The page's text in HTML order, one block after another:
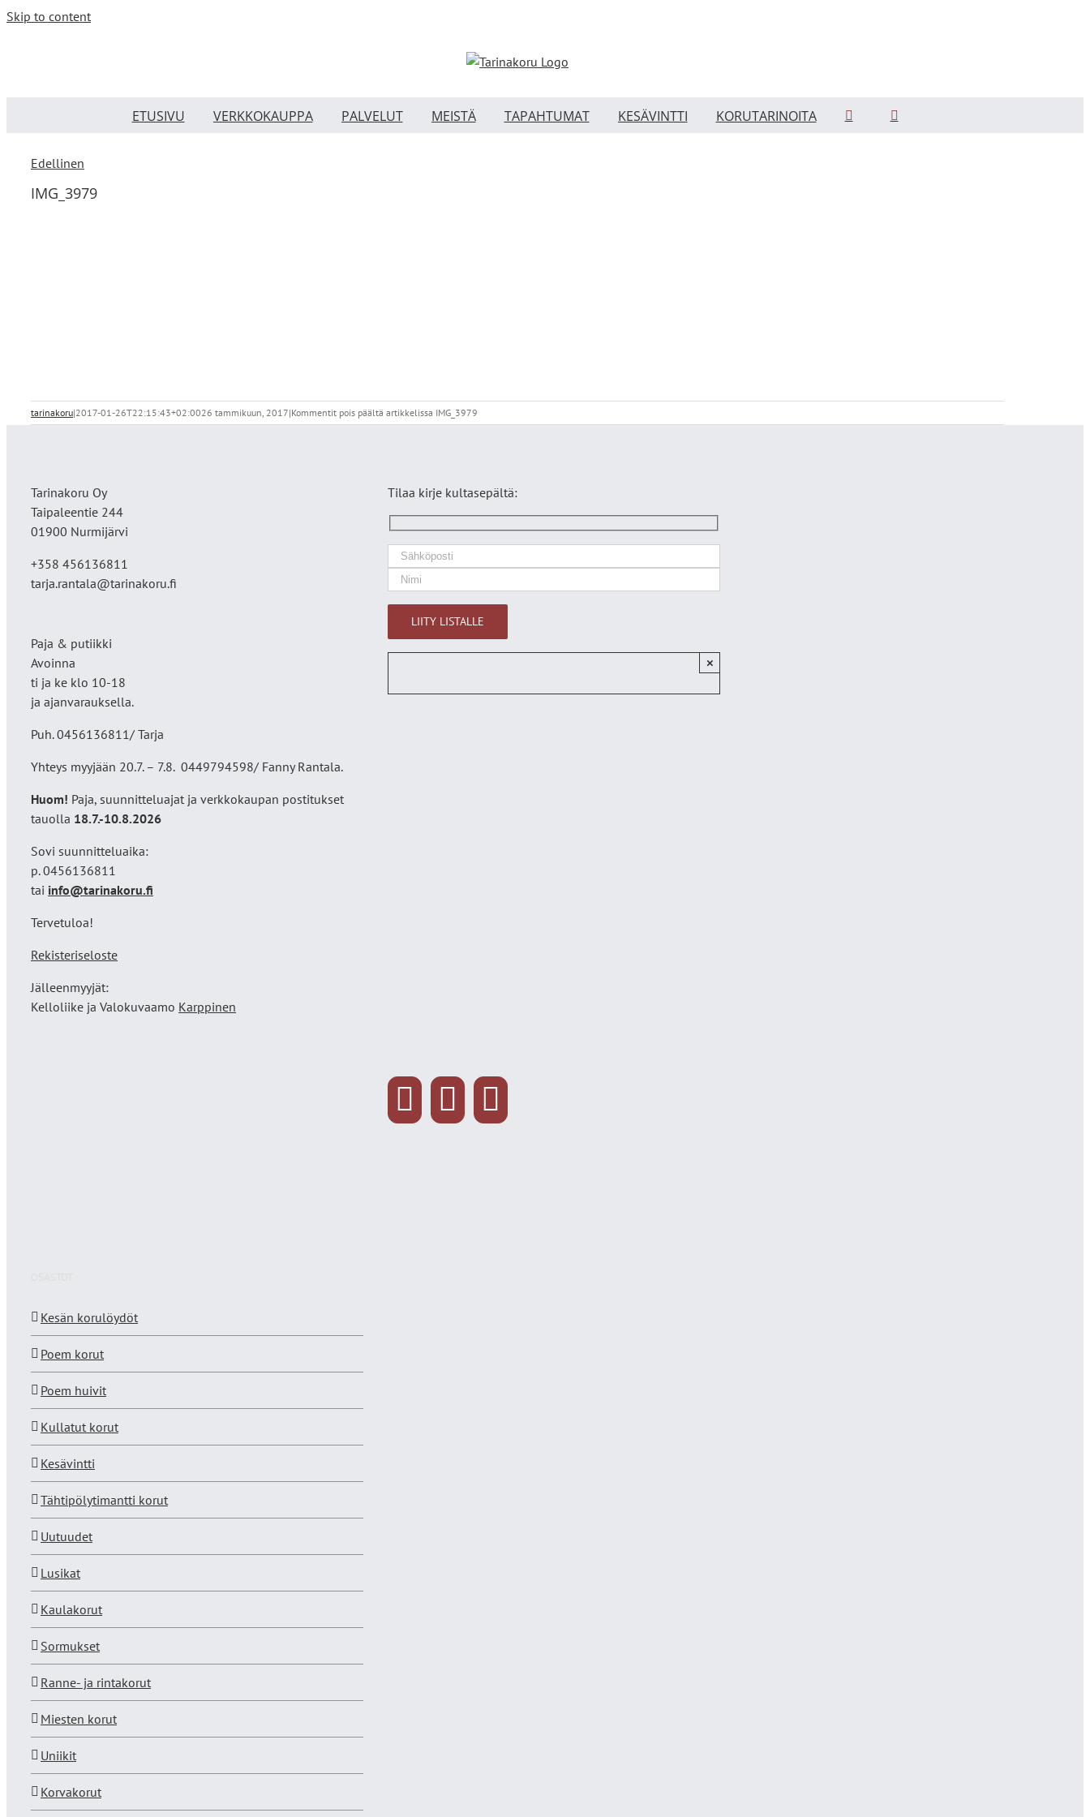
Skip to content
ETUSIVU VERKKOKAUPPA PALVELUT MEISTÄ TAPAHTUMAT KESÄVINTTI KORUTARINOITA
Edellinen
IMG_3979
tarinakoru|2017-01-26T22:15:43+02:0026 tammikuun, 2017|Kommentit pois päältä artikkelissa IMG_3979
Tarinakoru Oy
Taipaleentie 244
01900 Nurmijärvi
+358 456136811
tarja.rantala@tarinakoru.fi
Paja & putiikki
Avoinna
ti ja ke klo 10-18
ja ajanvarauksella.
Puh. 0456136811/ Tarja
Yhteys myyjään 20.7. – 7.8. 0449794598/ Fanny Rantala.
Huom! Paja, suunnitteluajat ja verkkokaupan postitukset
tauolla 18.7.-10.8.2026
Sovi suunnitteluaika:
p. 0456136811
tai info@tarinakoru.fi
Tervetuloa!
Rekisteriseloste
Jälleenmyyjät:
Kelloliike ja Valokuvaamo Karppinen
Kesän korulöydöt
Poem korut
Poem huivit
Kullatut korut
Kesävintti
Tähtipölytimantti korut
Uutuudet
Lusikat
Kaulakorut
Sormukset
Ranne- ja rintakorut
Miesten korut
Uniikit
Korvakorut
Tilaa kirje kultasepältä:
×